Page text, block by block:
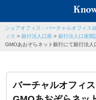
シェアオフィス・バーチャルオフィス
ィス > 銀行法人口座 > 銀行法人口座開
GMOあおぞらネット銀行にて銀行法
バーチャルオフィ